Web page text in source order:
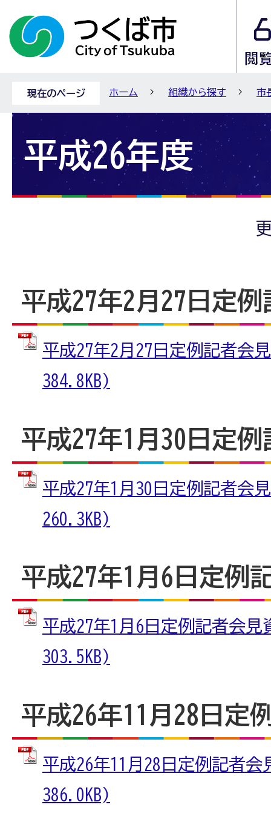
現在のページ ホーム 組織から探す 市
平成26年度
平成27年2月27日定
平成27年2月27日定例記者会
384.8KB)
平成27年1月30日定
平成27年1月30日定例記者会
260.3KB)
平成27年1月6日定例
平成27年1月6日定例記者会
303.5KB)
平成26年11月28日定
平成26年11月28日定例記者
386.0KB)